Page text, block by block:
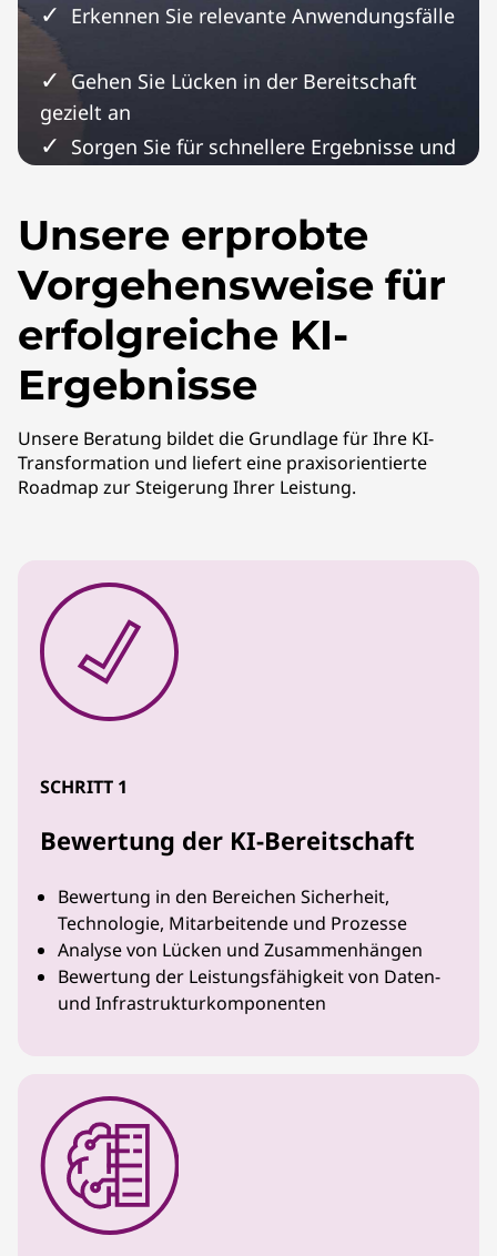
Erkennen Sie relevante Anwendungsfälle
Gehen Sie Lücken in der Bereitschaft
gezielt an
Sorgen Sie für schnellere Ergebnisse und
Unsere erprobte
Vorgehensweise für
erfolgreiche KI-
Ergebnisse
Unsere Beratung bildet die Grundlage für Ihre KI-
Transformation und liefert eine praxisorientierte
Roadmap zur Steigerung Ihrer Leistung.
SCHRITT 1
Bewertung der KI-Bereitschaft
Bewertung in den Bereichen Sicherheit,
Technologie, Mitarbeitende und Prozesse
Analyse von Lücken und Zusammenhängen
Bewertung der Leistungsfähigkeit von Daten-
und Infrastrukturkomponenten